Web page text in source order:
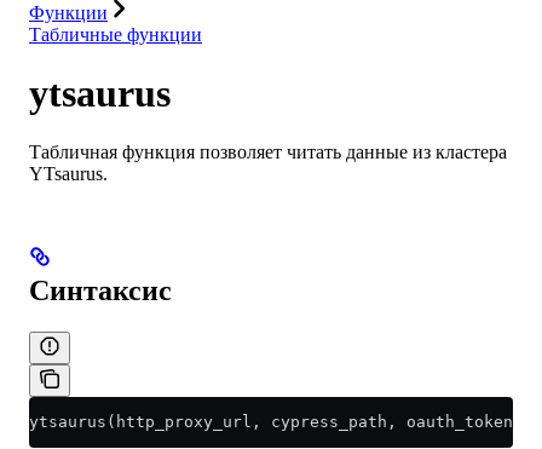
Функции
Табличные функции
ytsaurus
Табличная функция позволяет читать данные из кластера
YTsaurus.
Синтаксис
ytsaurus(http_proxy_url, cypress_path, oauth_token,